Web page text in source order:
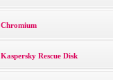
Chromium
Kaspersky Rescue Disk